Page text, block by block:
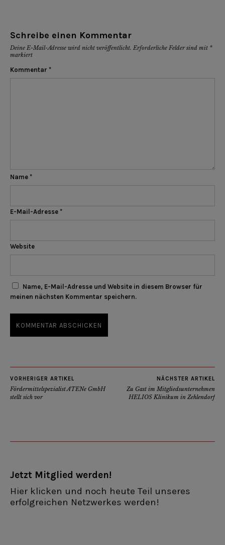
Schreibe einen Kommentar
Deine E-Mail-Adresse wird nicht veröffentlicht. Erforderliche Felder sind mit *
markiert
Kommentar *
Name *
E-Mail-Adresse *
Website
Name, E-Mail-Adresse und Website in diesem Browser für
meinen nächsten Kommentar speichern.
VORHERIGER ARTIKEL
Fördermittelspezialist ATENe GmbH
stellt sich vor
NÄCHSTER ARTIKEL
Zu Gast im Mitgliedsunternehmen
HELIOS Klinikum in Zehlendorf
Jetzt Mitglied werden!
Hier klicken und noch heute Teil unseres
erfolgreichen Netzwerkes werden!